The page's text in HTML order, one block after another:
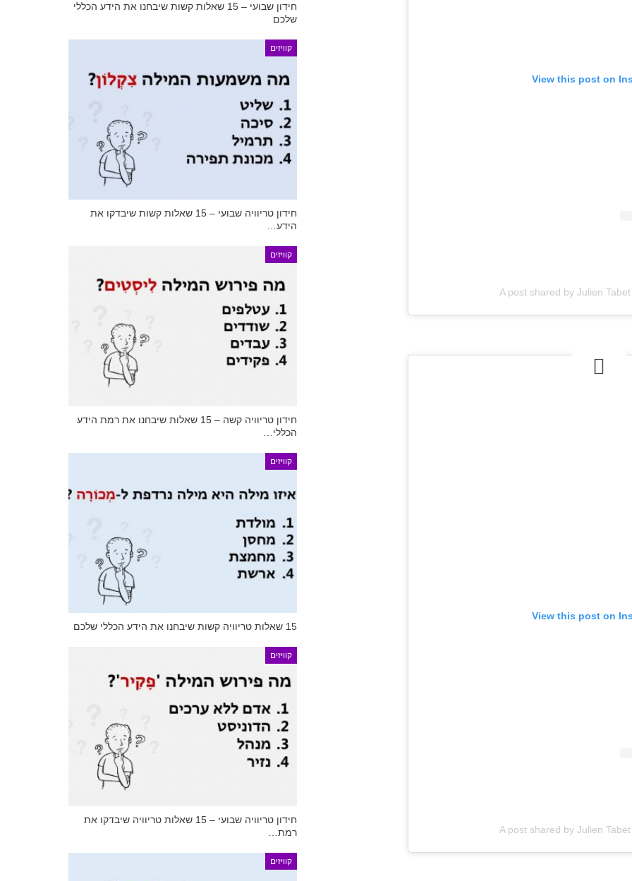
View this post on
A post shared by Julien
View this post on
A post shared by Julien
חידון שבועי – 15 שאלות קשות שיבחנו את הידע הכללי
שלכם
קוויזים
חידון טריוויה שבועי – 15 שאלות קשות שיבדקו את
הידע…
קוויזים
חידון טריוויה קשה – 15 שאלות שיבחנו את רמת הידע
הכללי…
קוויזים
15 שאלות טריוויה קשות שיבחנו את הידע הכללי שלכם
קוויזים
חידון טריוויה שבועי – 15 שאלות טריוויה שיבדקו את
רמת…
קוויזים